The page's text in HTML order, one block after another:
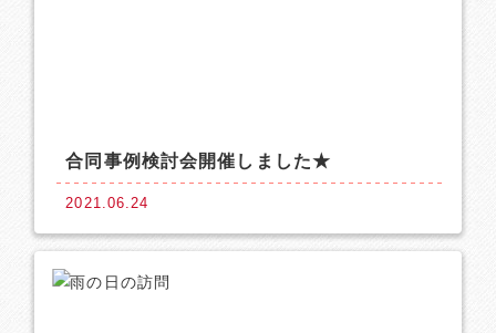
合同事例検討会開催しました★
2021.06.24